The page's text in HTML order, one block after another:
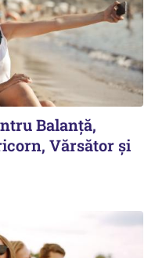
Balanță,
Vărsător și